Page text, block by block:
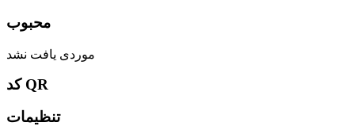
محبوب
موردی یافت نشد
کد QR
تنظیمات